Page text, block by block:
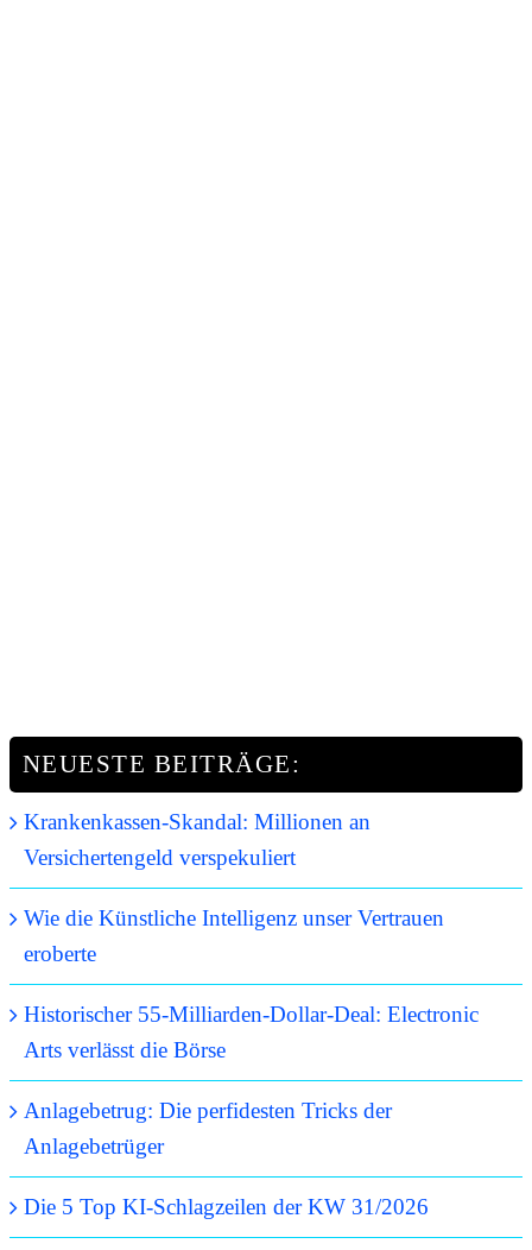
NEUESTE BEITRÄGE:
Krankenkassen-Skandal: Millionen an
Versichertengeld verspekuliert
Wie die Künstliche Intelligenz unser Vertrauen
eroberte
Historischer 55-Milliarden-Dollar-Deal: Electronic
Arts verlässt die Börse
Anlagebetrug: Die perfidesten Tricks der
Anlagebetrüger
Die 5 Top KI-Schlagzeilen der KW 31/2026